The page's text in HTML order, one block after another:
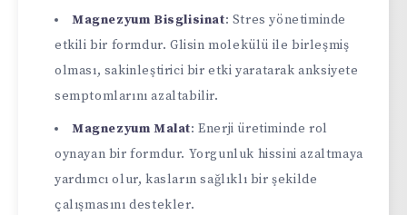
Magnezyum Bisglisinat: Stres yönetiminde
etkili bir formdur. Glisin molekülü ile birleşmiş
olması, sakinleştirici bir etki yaratarak anksiyete
semptomlarını azaltabilir.
Magnezyum Malat: Enerji üretiminde rol
oynayan bir formdur. Yorgunluk hissini azaltmaya
yardımcı olur, kasların sağlıklı bir şekilde
çalışmasını destekler.